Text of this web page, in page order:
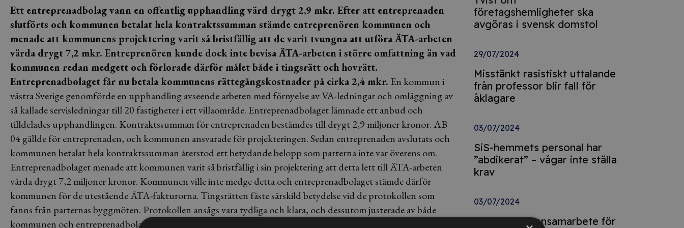
Ett entreprenadbolag vann en offentlig upphandling värd drygt 2,9 mkr. Efter att entreprenaden
slutförts och kommunen betalat hela kontraktssumman stämde entreprenören kommunen och
menade att kommunens projektering varit så bristfällig att de varit tvungna att utföra ÄTA-arbeten
värda drygt 7,2 mkr. Entreprenören kunde dock inte bevisa ÄTA-arbeten i större omfattning än vad
kommunen redan medgett och förlorade därför målet både i tingsrätt och hovrätt.
Entreprenadbolaget får nu betala kommunens rättegångskostnader på cirka 2,4 mkr. En kommun i
västra Sverige genomförde en upphandling avseende arbeten med förnyelse av VA-ledningar och omläggning av
så kallade servisledningar till 20 fastigheter i ett villaområde. Entreprenadbolaget lämnade ett anbud och
tilldelades upphandlingen. Kontraktssumman för entreprenaden bestämdes till drygt 2,9 miljoner kronor. AB
04 gällde för entreprenaden, och kommunen ansvarade för projekteringen. Sedan entreprenaden avslutats och
kommunen betalat hela kontraktssumman återstod ett betydande belopp som parterna inte var överens om.
Entreprenadbolaget menade att kommunen varit så bristfällig i sin projektering att detta lett till ÄTA-arbeten
värda drygt 7,2 miljoner kronor. Kommunen ville inte medge detta och entreprenadbolaget stämde därför
kommunen för de utestående ÄTA-fakturorna. Tingsrätten fäste särskild betydelse vid de protokollen som
fanns från parternas byggmöten. Protokollen ansågs vara tydliga och klara, och dessutom justerade av både
kommunen och entreprenadbolaget. Det krävs därför enligt tingsrätten ”starka skäl för att inta någon annan
företagshemligheter ska
avgöras i svensk domstol
29/07/2024
Misstänkt rasistiskt uttalande
från professor blir fall för
åklagare
03/07/2024
SiS-hemmets personal har
”abdikerat” – vågar inte ställa
krav
03/07/2024
Förbud mot ensamarbete för